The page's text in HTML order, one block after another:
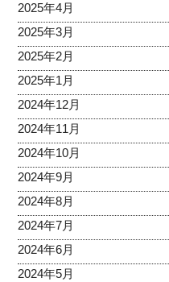
2025年4月
2025年3月
2025年2月
2025年1月
2024年12月
2024年11月
2024年10月
2024年9月
2024年8月
2024年7月
2024年6月
2024年5月